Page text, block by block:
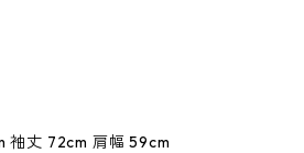
袖丈 72cm 肩幅 59cm